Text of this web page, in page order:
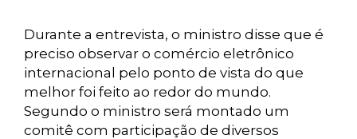
Durante a entrevista, o ministro disse que é
preciso observar o comércio eletrônico
internacional pelo ponto de vista do que
melhor foi feito ao redor do mundo.
Segundo o ministro será montado um
comitê com participação de diversos